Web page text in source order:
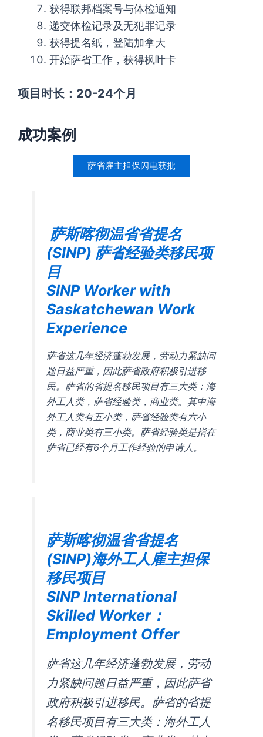
获得联邦档案号与体检通知
递交体检记录及无犯罪记录
获得提名纸，登陆加拿大
开始萨省工作，获得枫叶卡
项目时长：20-24个月
成功案例
萨省雇主担保闪电获批
萨斯喀彻温省省提名
(SINP) 萨省经验类移民项
目
SINP Worker with
Saskatchewan Work
Experience
萨省这几年经济蓬勃发展，劳动力紧缺问
题日益严重，因此萨省政府积极引进移
民。萨省的省提名移民项目有三大类：海
外工人类，萨省经验类，商业类。其中海
外工人类有五小类，萨省经验类有六小
类，商业类有三小类。萨省经验类是指在
萨省已经有6个月工作经验的申请人。
萨斯喀彻温省省提名
(SINP)海外工人雇主担保
移民项目
SINP International
Skilled Worker：
Employment Offer
萨省这几年经济蓬勃发展，劳动
力紧缺问题日益严重，因此萨省
政府积极引进移民。萨省的省提
名移民项目有三大类：海外工人